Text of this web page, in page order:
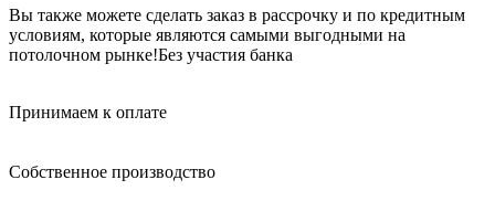
Вы также можете сделать заказ в рассрочку и по кредитным
условиям, которые являются самыми выгодными на
потолочном рынке!Без участия банка
Принимаем к оплате
Собственное производство